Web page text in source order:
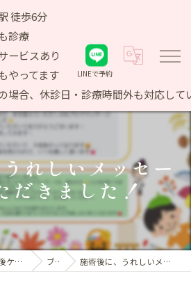
徒歩6分
診療
ービスあり
やってます
場合、休診日・診療時間外も対応して
LINEで予約
れしいメッセー
だきました！
草加で整体なら産前産後ケア専門 かおりビューティサロン ブログ 施術後に、うれしいメッセージをいただきました！